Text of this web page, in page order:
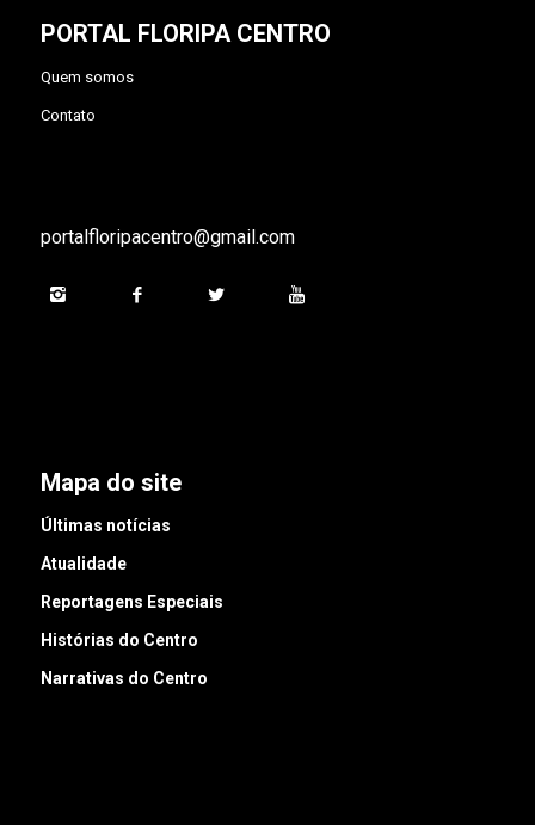
PORTAL FLORIPA CENTRO
Quem somos
Contato
portalfloripacentro@gmail.com
Mapa do site
Últimas notícias
Atualidade
Reportagens Especiais
Histórias do Centro
Narrativas do Centro